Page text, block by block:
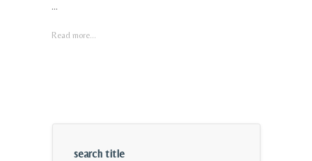
...
Read more...
search title